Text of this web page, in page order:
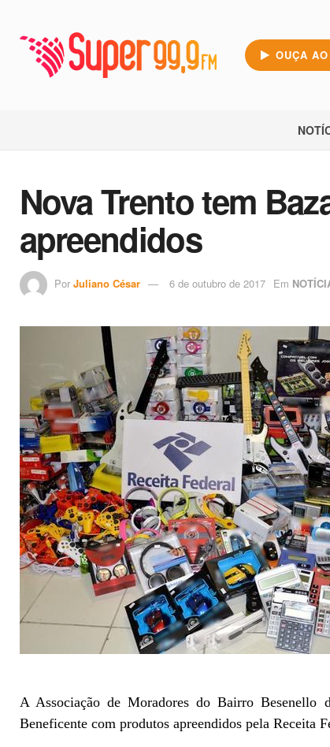
OUÇA
Nova Trento tem
apreendidos
Por Juliano César 6 de outubro de 2017 Em
A Associação de Moradores do Bairro
Beneficente com produtos apreendidos pela Receita